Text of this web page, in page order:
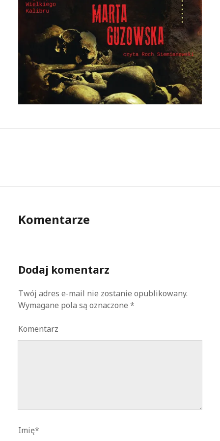
Komentarze
Dodaj komentarz
Twój adres e-mail nie zostanie opublikowany.
Wymagane pola są oznaczone*
Komentarz
Imię*